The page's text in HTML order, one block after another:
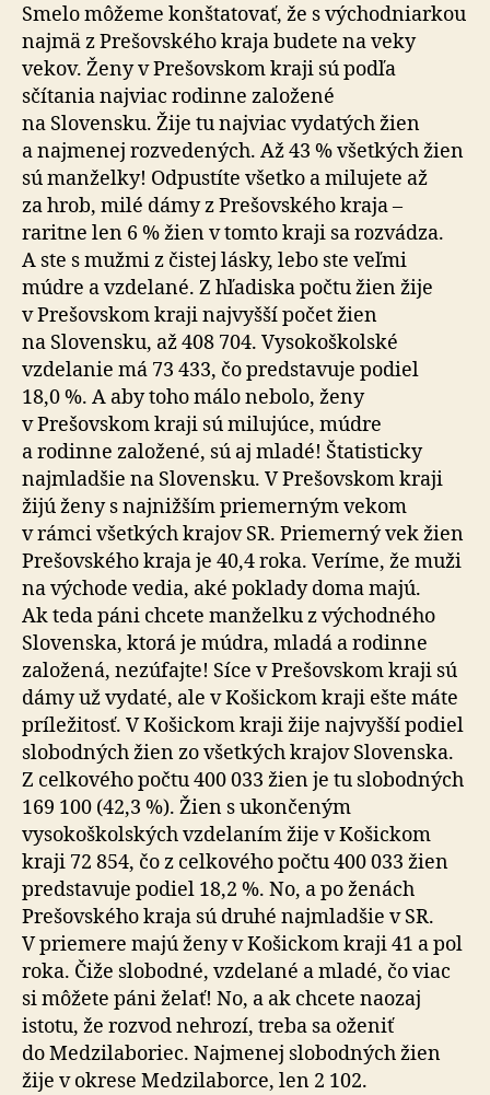
Smelo môžeme konštatovať, že s východniarkou
najmä z Prešovského kraja budete na veky
vekov. Ženy v Prešovskom kraji sú podľa
sčítania najviac rodinne založené
na Slovensku. Žije tu najviac vydatých žien
a najmenej rozvedených. Až 43 % všetkých žien
sú manželky! Odpustíte všetko a milujete až
za hrob, milé dámy z Prešovského kraja –
raritne len 6 % žien v tomto kraji sa rozvádza.
A ste s mužmi z čistej lásky, lebo ste veľmi
múdre a vzdelané. Z hľadiska počtu žien žije
v Prešovskom kraji najvyšší počet žien
na Slovensku, až 408 704. Vysokoškolské
vzdelanie má 73 433, čo predstavuje podiel
18,0 %. A aby toho málo nebolo, ženy
v Prešovskom kraji sú milujúce, múdre
a rodinne založené, sú aj mladé! Štatisticky
najmladšie na Slovensku. V Prešovskom kraji
žijú ženy s najnižším priemerným vekom
v rámci všetkých krajov SR. Priemerný vek žien
Prešovského kraja je 40,4 roka. Veríme, že muži
na východe vedia, aké poklady doma majú.
Ak teda páni chcete manželku z východného
Slovenska, ktorá je múdra, mladá a rodinne
založená, nezúfajte! Síce v Prešovskom kraji sú
dámy už vydaté, ale v Košickom kraji ešte máte
príležitosť. V Košickom kraji žije najvyšší podiel
slobodných žien zo všetkých krajov Slovenska.
Z celkového počtu 400 033 žien je tu slobodných
169 100 (42,3 %). Žien s ukončeným
vysokoškolských vzdelaním žije v Košickom
kraji 72 854, čo z celkového počtu 400 033 žien
predstavuje podiel 18,2 %. No, a po ženách
Prešovského kraja sú druhé najmladšie v SR.
V priemere majú ženy v Košickom kraji 41 a pol
roka. Čiže slobodné, vzdelané a mladé, čo viac
si môžete páni želať! No, a ak chcete naozaj
istotu, že rozvod nehrozí, treba sa oženiť
do Medzilaboriec. Najmenej slobodných žien
žije v okrese Medzilaborce, len 2 102.